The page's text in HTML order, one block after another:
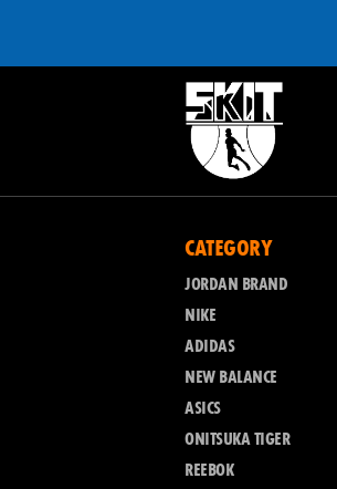
CATEGORY
JORDAN BRAND
NIKE
ADIDAS
NEW BALANCE
ASICS
ONITSUKA TIGER
REEBOK